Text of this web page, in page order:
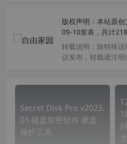
版权声明： 本站原创
09-10发表，共计
转载说明： 除特殊
议发布，转载请注明
Secret Disk Pro v2023.
03 磁盘加密软件 硬盘
保护工具